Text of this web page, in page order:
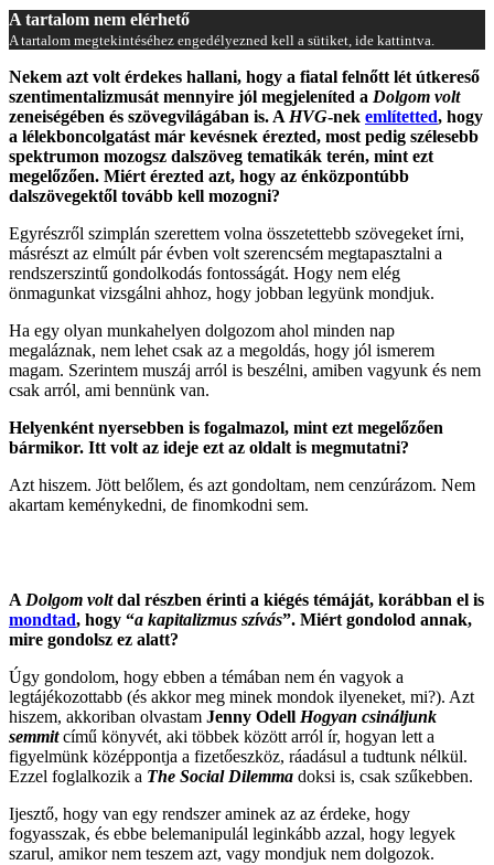
A tartalom nem elérhető
A tartalom megtekintéséhez engedélyezned kell a sütiket, ide kattintva.
Nekem azt volt érdekes hallani, hogy a fiatal felnőtt lét útkereső
szentimentalizmusát mennyire jól megjeleníted a Dolgom volt
zeneiségében és szövegvilágában is. A HVG-nek említetted, hogy
a lélekboncolgatást már kevésnek érezted, most pedig szélesebb
spektrumon mozogsz dalszöveg tematikák terén, mint ezt
megelőzően. Miért érezted azt, hogy az énközpontúbb
dalszövegektől tovább kell mozogni?
Egyrészről szimplán szerettem volna összetettebb szövegeket írni,
másrészt az elmúlt pár évben volt szerencsém megtapasztalni a
rendszerszintű gondolkodás fontosságát. Hogy nem elég
önmagunkat vizsgálni ahhoz, hogy jobban legyünk mondjuk.
Ha egy olyan munkahelyen dolgozom ahol minden nap
megaláznak, nem lehet csak az a megoldás, hogy jól ismerem
magam. Szerintem muszáj arról is beszélni, amiben vagyunk és nem
csak arról, ami bennünk van.
Helyenként nyersebben is fogalmazol, mint ezt megelőzően
bármikor. Itt volt az ideje ezt az oldalt is megmutatni?
Azt hiszem. Jött belőlem, és azt gondoltam, nem cenzúrázom. Nem
akartam keménykedni, de finomkodni sem.
A Dolgom voltdal részben érinti a kiégés témáját, korábban el is
mondtad, hogy “a kapitalizmus szívás”. Miért gondolod annak,
mire gondolsz ez alatt?
Úgy gondolom, hogy ebben a témában nem én vagyok a
legtájékozottabb (és akkor meg minek mondok ilyeneket, mi?). Azt
hiszem, akkoriban olvastam Jenny Odell Hogyan csináljunk
semmitcímű könyvét, aki többek között arról ír, hogyan lett a
figyelmünk középpontja a fizetőeszköz, ráadásul a tudtunk nélkül.
Ezzel foglalkozik a The Social Dilemma doksi is, csak szűkebben.
Ijesztő, hogy van egy rendszer aminek az az érdeke, hogy
fogyasszak, és ebbe belemanipulál leginkább azzal, hogy legyek
szarul, amikor nem teszem azt, vagy mondjuk nem dolgozok.